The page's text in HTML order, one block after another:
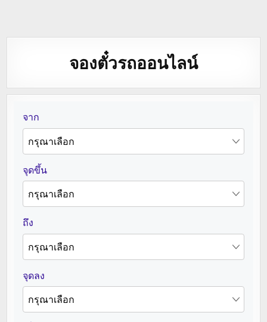
จองตั๋วรถออนไลน์